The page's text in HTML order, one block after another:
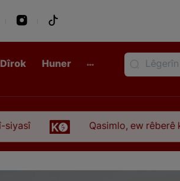
Dîrok Huner
Qasimlo, ew rêberê ku piştî 35 sal ji